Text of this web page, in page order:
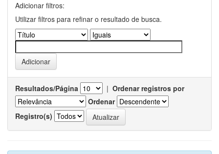
Adicionar filtros:
Utilizar filtros para refinar o resultado de busca.
Resultados/Página | Ordenar registros por
Ordenar
Registro(s)